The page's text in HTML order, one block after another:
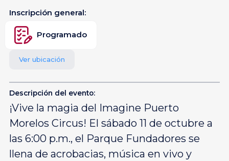
Inscripción general:
Programado
Ver ubicación
Descripción del evento:
¡Vive la magia del Imagine Puerto
Morelos Circus! El sábado 11 de octubre a
las 6:00 p.m., el Parque Fundadores se
llena de acrobacias, música en vivo y